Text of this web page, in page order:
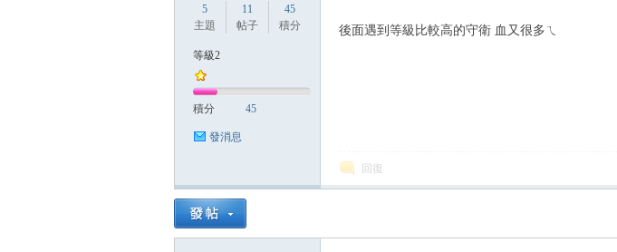
5
主題
11
帖子
45
積分
等級2
積分 45
發消息
後面遇到等級比較高的守衛 血又很多ㄟ
回復